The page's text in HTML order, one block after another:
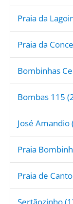
Praia da
Praia da
Bombinhas
Bombas 115
José Amandio
Praia
Praia de